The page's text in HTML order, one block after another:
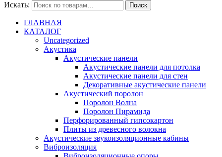
Искать:
Поиск
ГЛАВНАЯ
КАТАЛОГ
Uncategorized
Акустика
Акустические панели
Акустические панели для потолка
Акустические панели для стен
Декоративные акустические панели
Акустический поролон
Поролон Волна
Поролон Пирамида
Перфорированный гипсокартон
Плиты из древесного волокна
Акустические звукоизоляционные кабины
Виброизоляция